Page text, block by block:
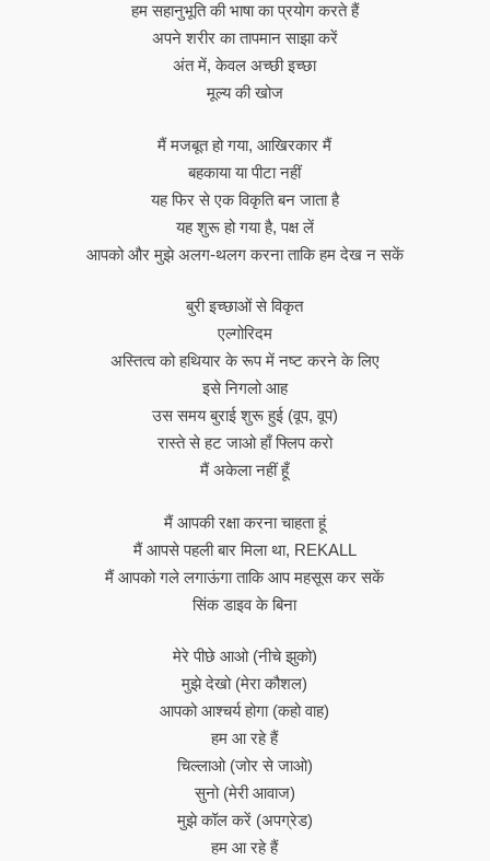
हम सहानुभूति की भाषा का प्रयोग करते हैं
अपने शरीर का तापमान साझा करें
अंत में, केवल अच्छी इच्छा
मूल्य की खोज
मैं मजबूत हो गया, आखिरकार मैं
बहकाया या पीटा नहीं
यह फिर से एक विकृति बन जाता है
यह शुरू हो गया है, पक्ष लें
आपको और मुझे अलग-थलग करना ताकि हम देख न सकें
बुरी इच्छाओं से विकृत
एल्गोरिदम
अस्तित्व को हथियार के रूप में नष्ट करने के लिए
इसे निगलो आह
उस समय बुराई शुरू हुई (वूप, वूप)
रास्ते से हट जाओ हाँ फ्लिप करो
मैं अकेला नहीं हूँ
मैं आपकी रक्षा करना चाहता हूं
मैं आपसे पहली बार मिला था, REKALL
मैं आपको गले लगाऊंगा ताकि आप महसूस कर सकें
सिंक डाइव के बिना
मेरे पीछे आओ (नीचे झुको)
मुझे देखो (मेरा कौशल)
आपको आश्चर्य होगा (कहो वाह)
हम आ रहे हैं
चिल्लाओ (जोर से जाओ)
सुनो (मेरी आवाज)
मुझे कॉल करें (अपग्रेड)
हम आ रहे हैं